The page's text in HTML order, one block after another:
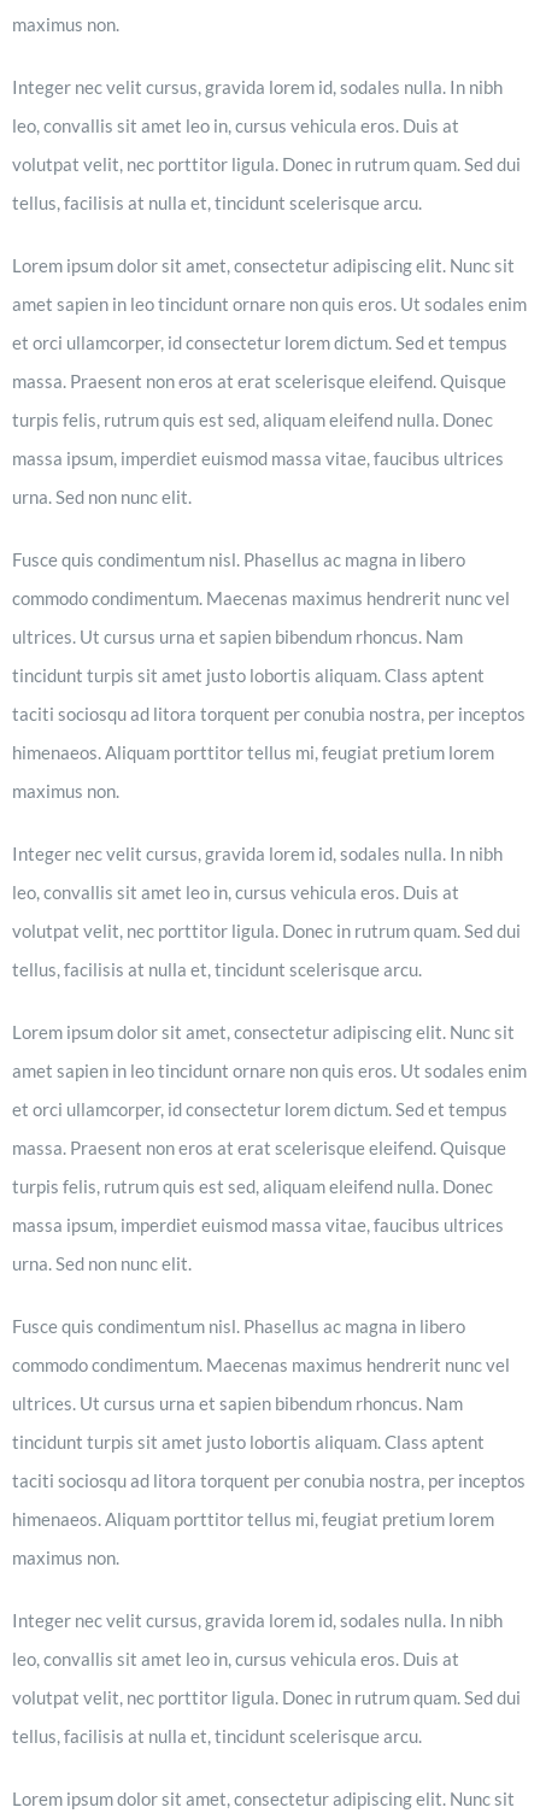
maximus non.
Integer nec velit cursus, gravida lorem id, sodales nulla. In nibh
leo, convallis sit amet leo in, cursus vehicula eros. Duis at
volutpat velit, nec porttitor ligula. Donec in rutrum quam. Sed dui
tellus, facilisis at nulla et, tincidunt scelerisque arcu.
Lorem ipsum dolor sit amet, consectetur adipiscing elit. Nunc sit
amet sapien in leo tincidunt ornare non quis eros. Ut sodales enim
et orci ullamcorper, id consectetur lorem dictum. Sed et tempus
massa. Praesent non eros at erat scelerisque eleifend. Quisque
turpis felis, rutrum quis est sed, aliquam eleifend nulla. Donec
massa ipsum, imperdiet euismod massa vitae, faucibus ultrices
urna. Sed non nunc elit.
Fusce quis condimentum nisl. Phasellus ac magna in libero
commodo condimentum. Maecenas maximus hendrerit nunc vel
ultrices. Ut cursus urna et sapien bibendum rhoncus. Nam
tincidunt turpis sit amet justo lobortis aliquam. Class aptent
taciti sociosqu ad litora torquent per conubia nostra, per inceptos
himenaeos. Aliquam porttitor tellus mi, feugiat pretium lorem
maximus non.
Integer nec velit cursus, gravida lorem id, sodales nulla. In nibh
leo, convallis sit amet leo in, cursus vehicula eros. Duis at
volutpat velit, nec porttitor ligula. Donec in rutrum quam. Sed dui
tellus, facilisis at nulla et, tincidunt scelerisque arcu.
Lorem ipsum dolor sit amet, consectetur adipiscing elit. Nunc sit
amet sapien in leo tincidunt ornare non quis eros. Ut sodales enim
et orci ullamcorper, id consectetur lorem dictum. Sed et tempus
massa. Praesent non eros at erat scelerisque eleifend. Quisque
turpis felis, rutrum quis est sed, aliquam eleifend nulla. Donec
massa ipsum, imperdiet euismod massa vitae, faucibus ultrices
urna. Sed non nunc elit.
Fusce quis condimentum nisl. Phasellus ac magna in libero
commodo condimentum. Maecenas maximus hendrerit nunc vel
ultrices. Ut cursus urna et sapien bibendum rhoncus. Nam
tincidunt turpis sit amet justo lobortis aliquam. Class aptent
taciti sociosqu ad litora torquent per conubia nostra, per inceptos
himenaeos. Aliquam porttitor tellus mi, feugiat pretium lorem
maximus non.
Integer nec velit cursus, gravida lorem id, sodales nulla. In nibh
leo, convallis sit amet leo in, cursus vehicula eros. Duis at
volutpat velit, nec porttitor ligula. Donec in rutrum quam. Sed dui
tellus, facilisis at nulla et, tincidunt scelerisque arcu.
Lorem ipsum dolor sit amet, consectetur adipiscing elit. Nunc sit